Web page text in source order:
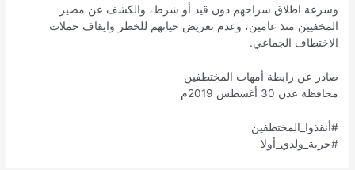
وسرعة اطلاق سراحهم دون قيد أو شرط، والكشف عن مصير
المخفيين منذ عامين، وعدم تعريض حياتهم للخطر وايقاف حملات
الاختطاف الجماعي.
صادر عن رابطة أمهات المختطفين
محافظة عدن 30 أغسطس 2019م
#أنقذوا_المختطفين
#حرية_ولدي_أولا